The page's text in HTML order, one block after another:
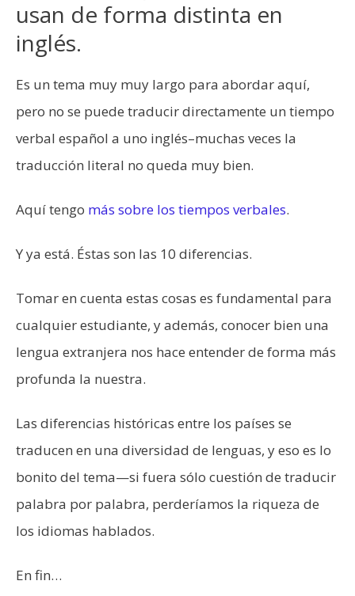
usan de forma distinta en
inglés.
Es un tema muy muy largo para abordar aquí,
pero no se puede traducir directamente un tiempo
verbal español a uno inglés–muchas veces la
traducción literal no queda muy bien.
Aquí tengo más sobre los tiempos verbales.
Y ya está. Éstas son las 10 diferencias.
Tomar en cuenta estas cosas es fundamental para
cualquier estudiante, y además, conocer bien una
lengua extranjera nos hace entender de forma más
profunda la nuestra.
Las diferencias históricas entre los países se
traducen en una diversidad de lenguas, y eso es lo
bonito del tema—si fuera sólo cuestión de traducir
palabra por palabra, perderíamos la riqueza de
los idiomas hablados.
En fin…